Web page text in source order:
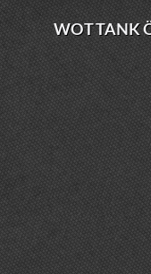
WOT TANK